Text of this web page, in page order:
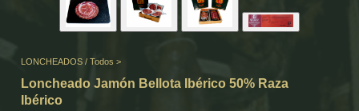
LONCHEADOS/ Todos >
Loncheado Jamón Bellota Ibérico 50% Raza
Ibérico